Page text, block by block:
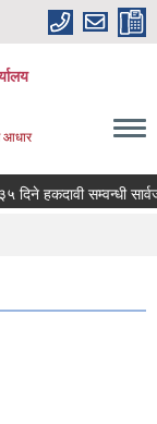
आधार
दिने हकदावी सम्वन्धी